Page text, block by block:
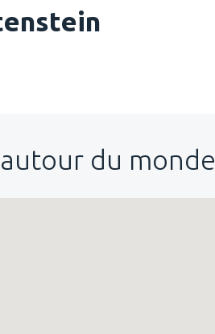
du monde